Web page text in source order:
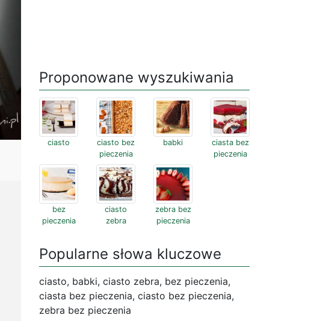
Proponowane wyszukiwania
ciasto
ciasto bez
pieczenia
babki
ciasta bez
pieczenia
bez
pieczenia
ciasto
zebra
zebra bez
pieczenia
Popularne słowa kluczowe
ciasto, babki, ciasto zebra, bez pieczenia,
ciasta bez pieczenia, ciasto bez pieczenia,
zebra bez pieczenia